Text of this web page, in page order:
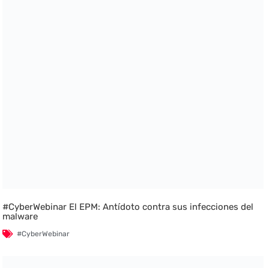
#CyberWebinar El EPM: Antídoto contra sus infecciones del
malware
#CyberWebinar